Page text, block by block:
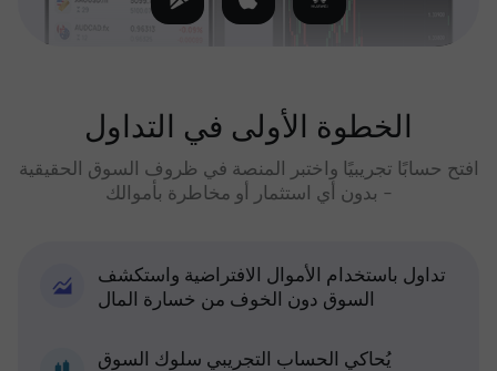
الخطوة الأولى في التداول
افتح حسابًا تجريبيًا واختبر المنصة في ظروف السوق الحقيقية
- بدون أي استثمار أو مخاطرة بأموالك
تداول باستخدام الأموال الافتراضية واستكشف
السوق دون الخوف من خسارة المال
يُحاكي الحساب التجريبي سلوك السوق